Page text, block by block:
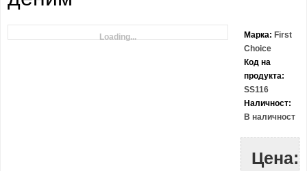
Loading... Марка: First
Choice
Код на
продукта:
SS116
Наличност:
В наличност
Цена: